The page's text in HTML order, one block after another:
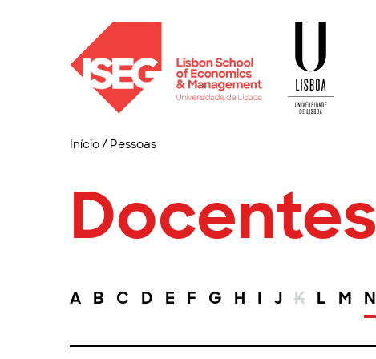
Início/ Pessoas
Docentes
A B C D E F G H I J K L M N